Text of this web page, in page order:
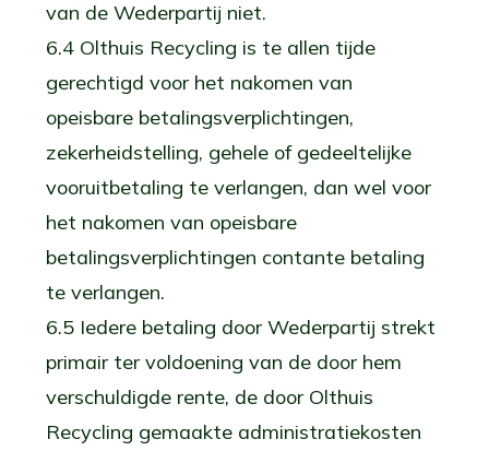
van de Wederpartij niet.
6.4 Olthuis Recycling is te allen tijde
gerechtigd voor het nakomen van
opeisbare betalingsverplichtingen,
zekerheidstelling, gehele of gedeeltelijke
vooruitbetaling te verlangen, dan wel voor
het nakomen van opeisbare
betalingsverplichtingen contante betaling
te verlangen.
6.5 Iedere betaling door Wederpartij strekt
primair ter voldoening van de door hem
verschuldigde rente, de door Olthuis
Recycling gemaakte administratiekosten